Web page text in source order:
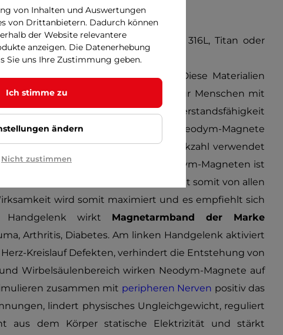
aus medizinischem Stahl 316L, Titan oder
Stahl 316L, Titan oder Wolfram. Diese Materialien
des Organismus und eignen sich für Menschen mit
Sie zeichnen durch hohe Widerstandsfähigkeit
sehr elegant mit hohem Glanz. Neodym-Magnete
Sie werden in größerer Stückzahl verwendet
angeordnet. Die Größe von Neodym-Magneten ist
Magnetfeld mit bis zu 2200 Gauß wirkt somit von allen
wird somit maximiert und es empfiehlt sich
Handgelenk wirkt Magnetarmband der Marke
Arthritis, Diabetes. Am linken Handgelenk aktiviert
Kreislauf Defekten, verhindert die Entstehung von
Wirbelsäulenbereich wirken Neodym-Magnete auf
zusammen mit peripheren Nerven positiv das
lindert physisches Ungleichgewicht, reguliert
aus dem Körper statische Elektrizität und stärkt
von Inhalten und Auswertungen
von Drittanbietern. Dadurch können
der Website relevantere
anzeigen. Die Datenerhebung
Sie uns Ihre Zustimmung geben.
Ich stimme zu
ändern
Nicht zustimmen